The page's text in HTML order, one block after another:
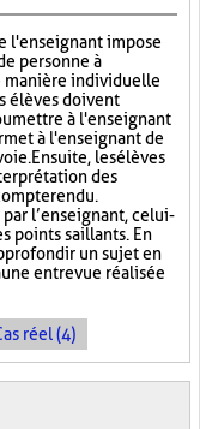
l'enseignant impose
personne à
manière individuelle
élèves doivent
à l'enseignant
à l'enseignant de
Ensuite, les élèves
des
rendu.
l’enseignant, celui-
points saillants. En
un sujet en
entrevue réalisée
réel (4)